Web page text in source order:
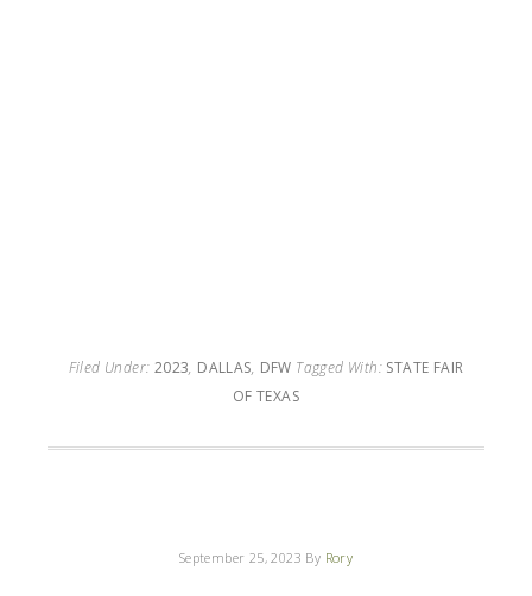
Filed Under: 2023, DALLAS, DFW Tagged With: STATE FAIR
OF TEXAS
September 25, 2023 By Rory